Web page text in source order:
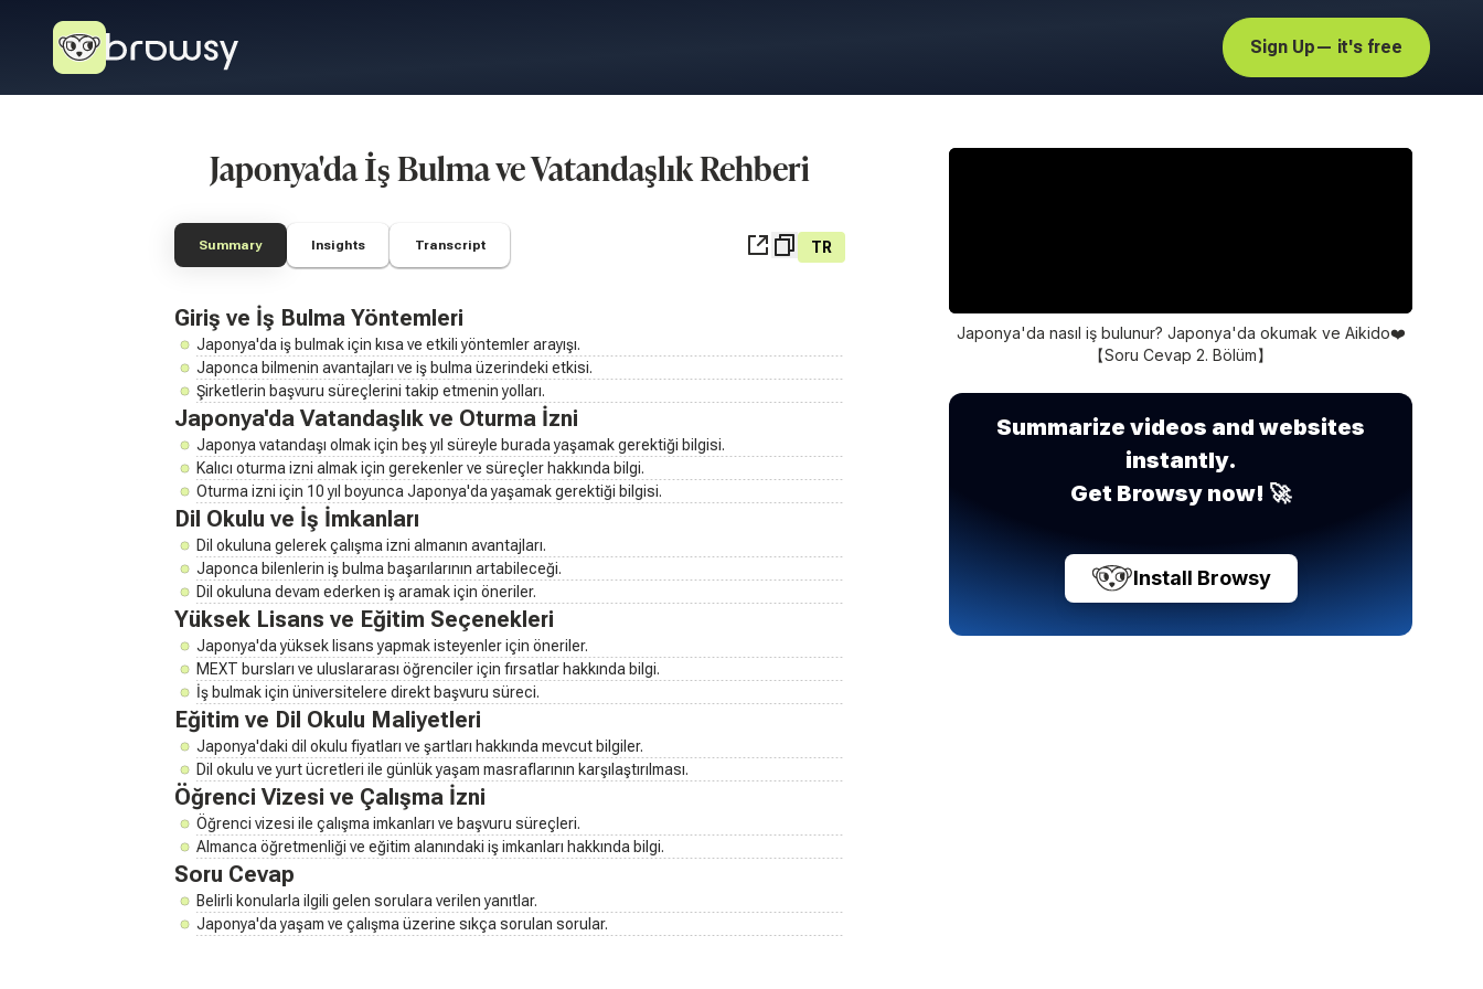
Sign Up— it's free
Japonya'da İş Bulma ve Vatandaşlık Rehberi
Summary Insights Transcript TR
Giriş ve İş Bulma Yöntemleri
Japonya'da iş bulmak için kısa ve etkili yöntemler arayışı.
Japonca bilmenin avantajları ve iş bulma üzerindeki etkisi.
Şirketlerin başvuru süreçlerini takip etmenin yolları.
Japonya'da Vatandaşlık ve Oturma İzni
Japonya vatandaşı olmak için beş yıl süreyle burada yaşamak gerektiği bilgisi.
Kalıcı oturma izni almak için gerekenler ve süreçler hakkında bilgi.
Oturma izni için 10 yıl boyunca Japonya'da yaşamak gerektiği bilgisi.
Dil Okulu ve İş İmkanları
Dil okuluna gelerek çalışma izni almanın avantajları.
Japonca bilenlerin iş bulma başarılarının artabileceği.
Dil okuluna devam ederken iş aramak için öneriler.
Yüksek Lisans ve Eğitim Seçenekleri
Japonya'da yüksek lisans yapmak isteyenler için öneriler.
MEXT bursları ve uluslararası öğrenciler için fırsatlar hakkında bilgi.
İş bulmak için üniversitelere direkt başvuru süreci.
Eğitim ve Dil Okulu Maliyetleri
Japonya'daki dil okulu fiyatları ve şartları hakkında mevcut bilgiler.
Dil okulu ve yurt ücretleri ile günlük yaşam masraflarının karşılaştırılması.
Öğrenci Vizesi ve Çalışma İzni
Öğrenci vizesi ile çalışma imkanları ve başvuru süreçleri.
Almanca öğretmenliği ve eğitim alanındaki iş imkanları hakkında bilgi.
Soru Cevap
Belirli konularla ilgili gelen sorulara verilen yanıtlar.
Japonya'da yaşam ve çalışma üzerine sıkça sorulan sorular.
Japonya'da nasıl iş bulunur? Japonya'da okumak ve Aikido❤️
【Soru Cevap 2. Bölüm】
Summarize videos and websites
instantly.
Get Browsy now! 🚀
Install Browsy